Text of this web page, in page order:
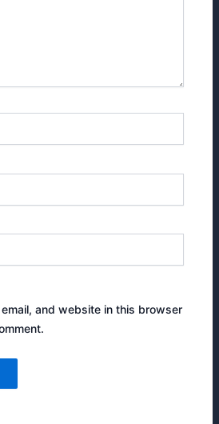
and website in this browser